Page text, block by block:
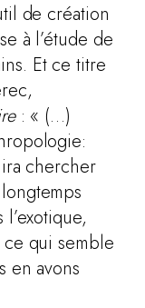
de création
à l’étude de
Et ce titre
: « (…)
chercher
qui semble
en avons